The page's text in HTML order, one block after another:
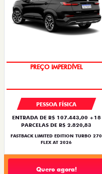
PREÇO IMPERDÍVEL
PESSOA FÍSICA
ENTRADA DE R$ 107.443,00 +18
PARCELAS DE R$ 2.820,83
FASTBACK LIMITED EDITION TURBO 270
FLEX AT 2026
Quero agora!